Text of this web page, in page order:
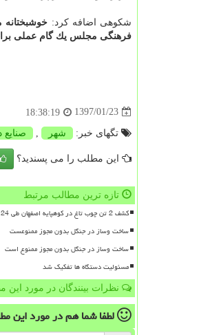
شكوهی اضافه كرد:
فرهنگی مجلس یك گام عملی
1397/01/23
18:38:19
تگهای خبر: شهر
این مطلب را می پسندید؟
تازه ترین مطالب مرتبط
کشف 2 تن چوب تاغ در کوهپایه اصفهان طی 24 ساعت اخیر 8 نفر دستگیر شدند
ساخت وساز در جنگل بدون مجوز ممنوعست
ساخت وساز در جنگل بدون مجوز ممنوع است
مسئولیت دستگاه ها تفکیک شد
نظرات بینندگان در مورد این
لطفا شما همدر مورد این